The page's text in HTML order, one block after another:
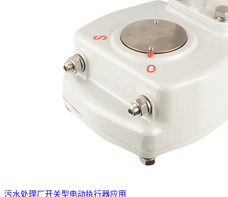
污水处理厂开关型电动执行器应用